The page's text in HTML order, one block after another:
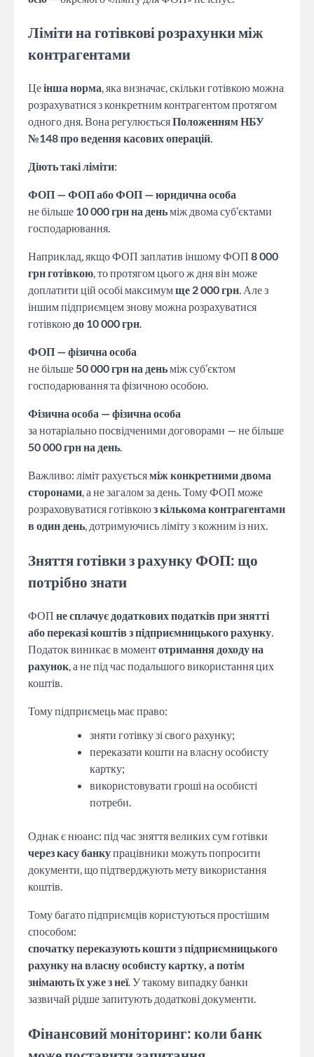
Ліміти на готівкові розрахунки між
контрагентами
Цеінша норма, яка визначає, скільки готівкою можна
розрахуватися з конкретним контрагентом протягом
одного дня. Вона регулюєтьсяПоложенням НБУ
№148 про ведення касових операцій.
Діють такі ліміти:
ФОП — ФОП або ФОП — юридична особа
не більше 10 000 грн на деньміж двома суб’єктами
господарювання.
Наприклад, якщо ФОП заплатив іншому ФОП 8 000
грн готівкою, то протягом цього ж дня він може
доплатити цій особі максимумще 2 000 грн. Але з
іншим підприємцем знову можна розрахуватися
готівкою до 10 000 грн.
ФОП — фізична особа
не більше50 000 грн на деньміж суб’єктом
господарювання та фізичною особою.
Фізична особа — фізична особа
за нотаріально посвідченими договорами — не більше
50 000 грн на день.
Важливо: ліміт рахуєтьсяміж конкретними двома
сторонами, а не загалом за день. Тому ФОП може
розраховуватися готівкоюз кількома контрагентами
в один день, дотримуючись ліміту з кожним із них.
Зняття готівки з рахунку ФОП: що
потрібно знати
ФОП не сплачує додаткових податків при знятті
або переказі коштів з підприємницького рахунку.
Податок виникає в моментотримання доходу на
рахунок, а не під час подальшого використання цих
коштів.
Тому підприємець має право:
зняти готівку зі свого рахунку;
переказати кошти на власну особисту
картку;
використовувати гроші на особисті
потреби.
Однак є нюанс: під час зняття великих сум готівки
через касу банкупрацівники можуть попросити
документи, що підтверджують мету використання
коштів.
Тому багато підприємців користуються простішим
способом:
спочатку переказують кошти з підприємницького
рахунку на власну особисту картку, а потім
знімають їх уже з неї. У такому випадку банки
зазвичай рідше запитують додаткові документи.
Фінансовий моніторинг: коли банк